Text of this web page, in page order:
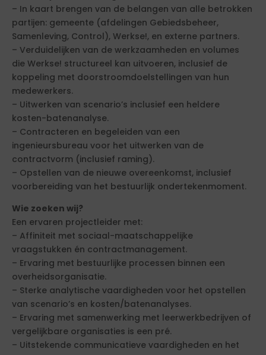
– In kaart brengen van de belangen van alle betrokken
partijen: gemeente (afdelingen Gebiedsbeheer,
Samenleving, Control), Werkse!, en externe partners.
– Verduidelijken van de werkzaamheden en volumes
die Werkse! structureel kan uitvoeren, inclusief de
koppeling met doorstroomdoelstellingen van hun
medewerkers.
– Uitwerken van scenario’s inclusief een heldere
kosten-batenanalyse.
– Contracteren en begeleiden van een
ingenieursbureau voor het uitwerken van de
contractvorm (inclusief raming).
– Opstellen van de nieuwe overeenkomst, inclusief
voorbereiding van het bestuurlijk ondertekenmoment.
Wie zoeken wij?
Een ervaren projectleider met:
– Affiniteit met sociaal-maatschappelijke
vraagstukken én contractmanagement.
– Ervaring met bestuurlijke processen binnen een
overheidsorganisatie.
– Sterke analytische vaardigheden voor het opstellen
van scenario’s en kosten/batenanalyses.
– Ervaring met samenwerking met leerwerkbedrijven of
vergelijkbare organisaties is een pré.
– Uitstekende communicatieve vaardigheden en het